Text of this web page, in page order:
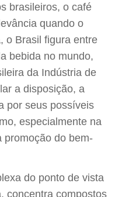
brasileiros, o café
quando o
o Brasil figura entre
bebida no mundo,
da Indústria de
a disposição, a
por seus possíveis
especialmente na
promoção do bem-
do ponto de vista
concentra compostos